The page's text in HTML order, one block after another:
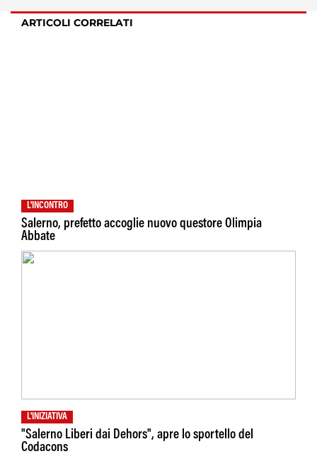
ARTICOLI CORRELATI
L'INCONTRO
Salerno, prefetto accoglie nuovo questore Olimpia
Abbate
L'INIZIATIVA
"Salerno Liberi dai Dehors", apre lo sportello del
Codacons